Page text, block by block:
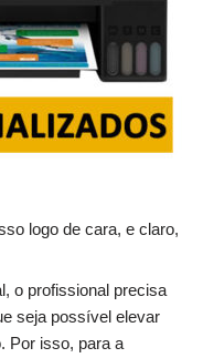
logo de cara, e claro,
o profissional precisa
seja possível elevar
Por isso, para a